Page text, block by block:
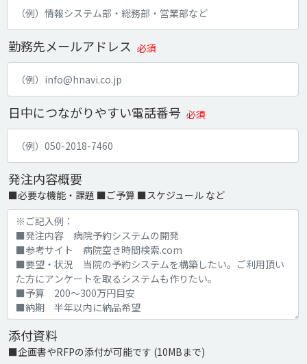
勤務先メールアドレス 必須
日中につながりやすい電話番号 必須
発注内容概要
■必要な機能・課題 ■ご予算 ■スケジュール など
添付資料
■企画書やRFPの添付が可能です (10MBまで)